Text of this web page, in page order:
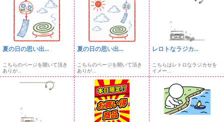
夏の日の思い出...
こちらのページを開いて頂き
ありが...
夏の日の思い出...
こちらのページを開いて頂き
ありが...
レロトなラジカ...
こちらはレトロなラジカセを
イメー...